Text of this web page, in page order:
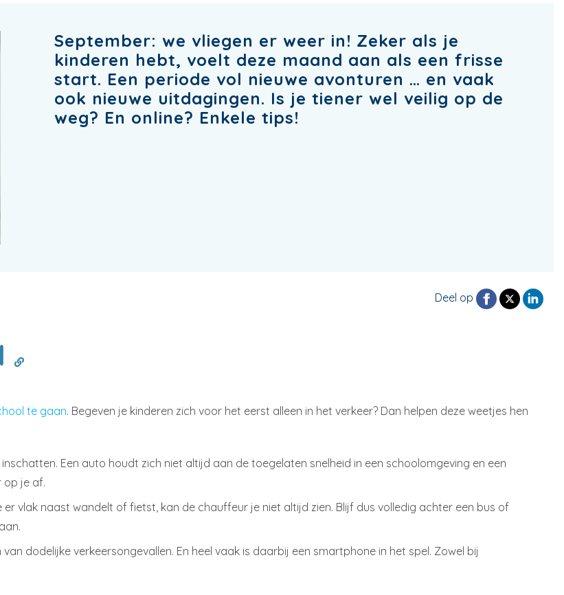
September: we vliegen er weer in! Zeker als je
kinderen hebt, voelt deze maand aan als een frisse
start. Een periode vol nieuwe avonturen … en vaak
ook nieuwe uitdagingen. Is je tiener wel veilig op de
weg? En online? Enkele tips!
Deel op
te gaan. Begeven je kinderen zich voor het eerst alleen in het verkeer? Dan helpen deze weetjes hen
Een auto houdt zich niet altijd aan de toegelaten snelheid in een schoolomgeving en een
op je af.
er vlak naast wandelt of fietst, kan de chauffeur je niet altijd zien. Blijf dus volledig achter een bus of
dodelijke verkeersongevallen. En heel vaak is daarbij een smartphone in het spel. Zowel bij